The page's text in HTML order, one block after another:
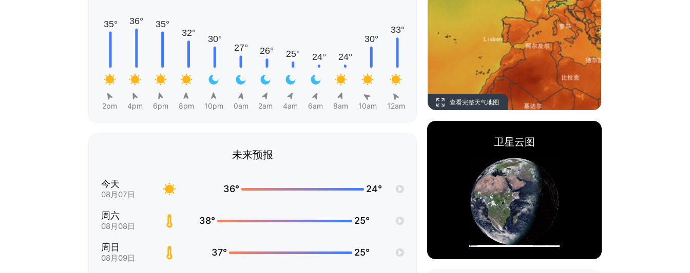
2pm 4pm 6pm 8pm 10pm 0am 2am 4am 6am 8am 10am 12am
未来预报
今天
08月07日
36° 24°
周六
08月08日
38° 25°
周日
08月09日
37° 25°
查看完整天气地图
卫星云图